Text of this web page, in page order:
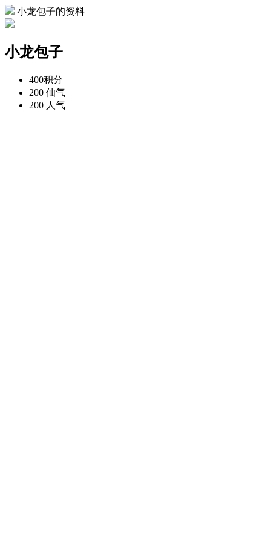
小龙包子的资料
小龙包子
400积分
200 仙气
200 人气